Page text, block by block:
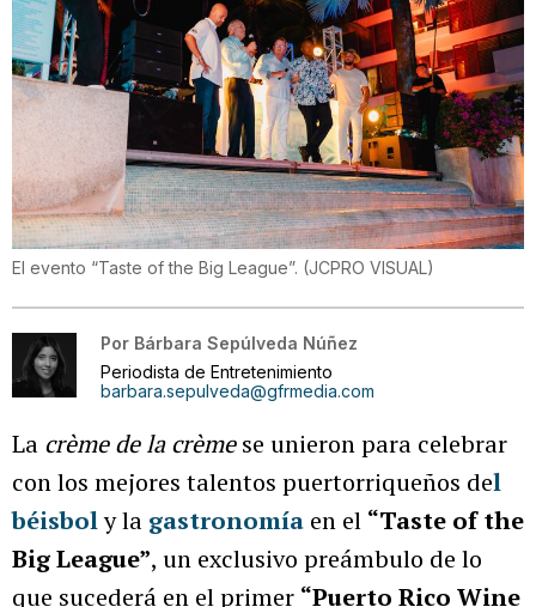
El evento “Taste of the Big League”. (JCPRO VISUAL)
Por Bárbara Sepúlveda Núñez
Periodista de Entretenimiento
barbara.sepulveda@gfrmedia.com
La crème de la crèmese unieron para celebrar
con los mejores talentos puertorriqueños del
béisboly la gastronomía en el “Taste of the
Big League”, un exclusivo preámbulo de lo
que sucederá en el primer “Puerto Rico Wine